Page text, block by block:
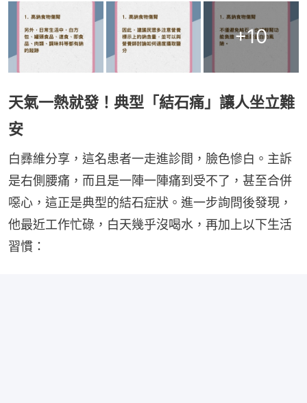
+10
天氣一熱就發！典型「結石痛」讓人坐立難
安
白彞維分享，這名患者一走進診間，臉色慘白。主訴
是右側腰痛，而且是一陣一陣痛到受不了，甚至合併
噁心，這正是典型的結石症狀。進一步詢問後發現，
他最近工作忙碌，白天幾乎沒喝水，再加上以下生活
習慣：